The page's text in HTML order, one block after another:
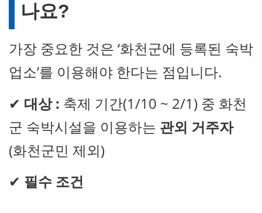
나요?
가장 중요한 것은 ‘화천군에 등록된 숙박
업소’를 이용해야 한다는 점입니다.
✔ 대상 : 축제 기간(1/10 ~ 2/1) 중 화천
군 숙박시설을 이용하는 관외 거주자
(화천군민 제외)
✔ 필수 조건